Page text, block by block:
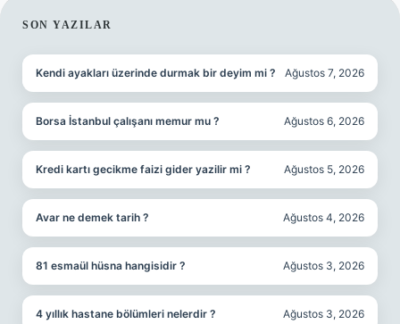
SIDEBAR
SON YAZILAR
Kendi ayakları üzerinde durmak bir deyim mi ? Ağustos 7, 2026
Borsa İstanbul çalışanı memur mu ? Ağustos 6, 2026
Kredi kartı gecikme faizi gider yazilir mi ? Ağustos 5, 2026
Avar ne demek tarih ? Ağustos 4, 2026
81 esmaül hüsna hangisidir ? Ağustos 3, 2026
4 yıllık hastane bölümleri nelerdir ? Ağustos 3, 2026